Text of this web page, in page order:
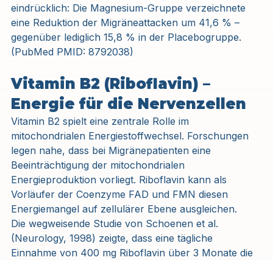
eindrücklich: Die Magnesium-Gruppe verzeichnete
eine Reduktion der Migräneattacken um 41,6 % –
gegenüber lediglich 15,8 % in der Placebogruppe.
(PubMed PMID: 8792038)
Vitamin B2 (Riboflavin) –
Energie für die Nervenzellen
Vitamin B2 spielt eine zentrale Rolle im
mitochondrialen Energiestoffwechsel. Forschungen
legen nahe, dass bei Migränepatienten eine
Beeinträchtigung der mitochondrialen
Energieproduktion vorliegt. Riboflavin kann als
Vorläufer der Coenzyme FAD und FMN diesen
Energiemangel auf zellulärer Ebene ausgleichen.
Die wegweisende Studie von Schoenen et al.
(Neurology, 1998) zeigte, dass eine tägliche
Einnahme von 400 mg Riboflavin über 3 Monate die